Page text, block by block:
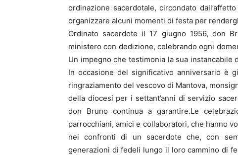
ordinazione sacerdotale, circondato
organizzare alcuni momenti di festa per
Ordinato sacerdote il 17 giugno 1956, don
ministero con dedizione, celebrando ogni
Un impegno che testimonia la sua
In occasione del significativo anniversario è
ringraziamento del vescovo di Mantova,
della diocesi per i settant’anni di servizio
don Bruno continua a garantire.Le
parrocchiani, amici e collaboratori, che hanno
nei confronti di un sacerdote che, con
generazioni di fedeli lungo il loro cammino di